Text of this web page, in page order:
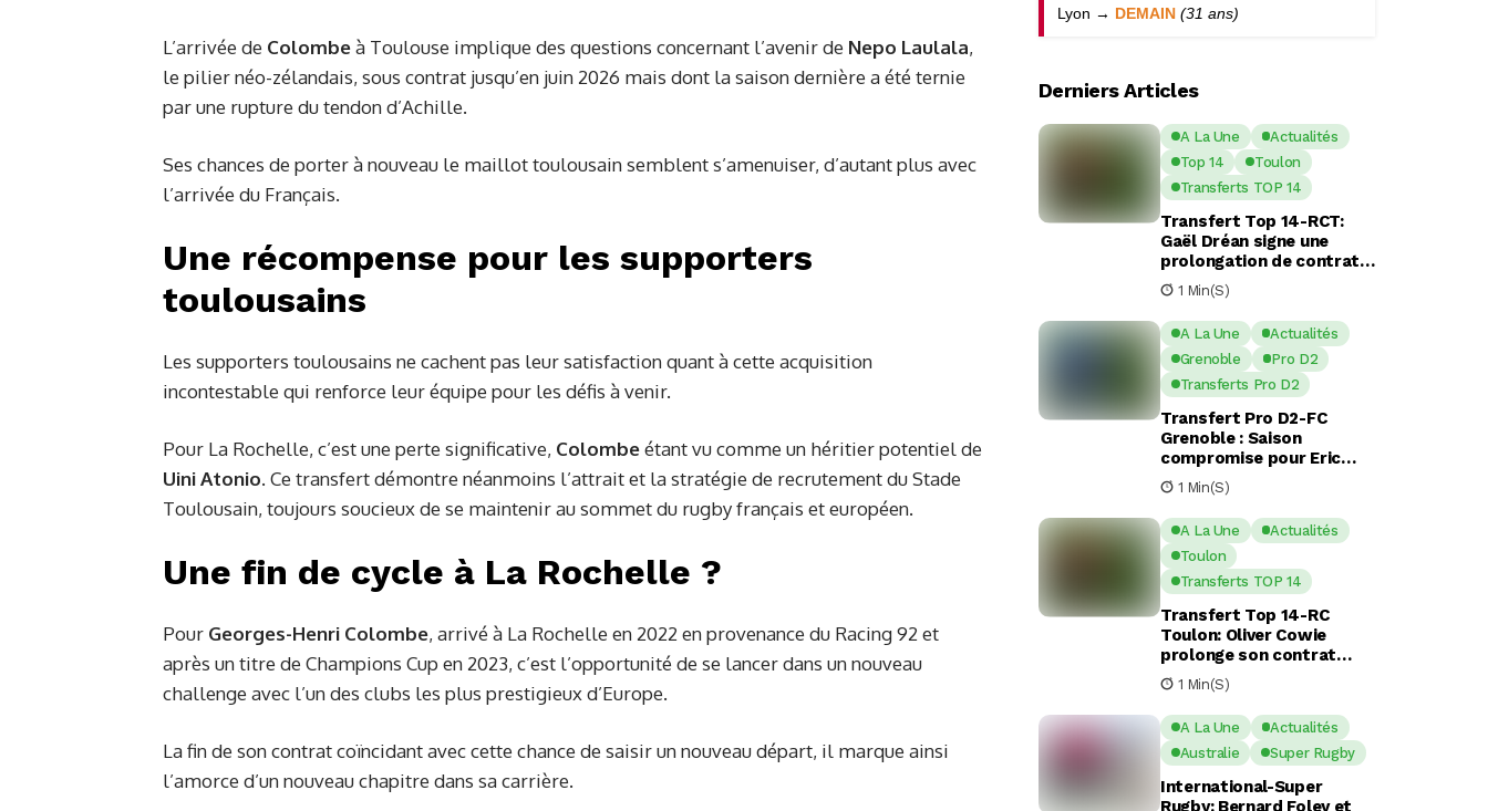
L’arrivée de Colombeà Toulouse implique des questions concernant l’avenir de Nepo Laulala,
le pilier néo-zélandais, sous contrat jusqu’en juin 2026 mais dont la saison dernière a été ternie
par une rupture du tendon d’Achille.
Ses chances de porter à nouveau le maillot toulousain semblent s’amenuiser, d’autant plus avec
l’arrivée du Français.
Une récompense pour les supporters
toulousains
Les supporters toulousains ne cachent pas leur satisfaction quant à cette acquisition
incontestable qui renforce leur équipe pour les défis à venir.
Pour La Rochelle, c’est une perte significative, Colombeétant vu comme un héritier potentiel de
Uini Atonio. Ce transfert démontre néanmoins l’attrait et la stratégie de recrutement du Stade
Toulousain, toujours soucieux de se maintenir au sommet du rugby français et européen.
Une fin de cycle à La Rochelle ?
Pour Georges-Henri Colombe, arrivé à La Rochelle en 2022 en provenance du Racing 92 et
après un titre de Champions Cup en 2023, c’est l’opportunité de se lancer dans un nouveau
challenge avec l’un des clubs les plus prestigieux d’Europe.
La fin de son contrat coïncidant avec cette chance de saisir un nouveau départ, il marque ainsi
l’amorce d’un nouveau chapitre dans sa carrière.
Lyon → DEMAIN (31 ans)
Derniers Articles
A La Une
Actualités
Top 14
Toulon
Transferts TOP 14
Transfert Top 14-RCT:
Gaël Dréan signe une
prolongation de contrat
avec Toulon jusqu’en 2029
1 Min(s)
A La Une
Actualités
Grenoble
Pro D2
Transferts Pro D2
Transfert Pro D2-FC
Grenoble : Saison
compromise pour Eric
Escande apres une
commotion cérébrale
1 Min(s)
A La Une
Actualités
Toulon
Transferts TOP 14
Transfert Top 14-RC
Toulon: Oliver Cowie
prolonge son contrat
avec le RCT jusqu’en 2029
1 Min(s)
A La Une
Actualités
Australie
Super Rugby
International-Super
Rugby: Bernard Foley et